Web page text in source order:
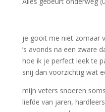
je gooit me niet zomaar
’s avonds na een zware
hoe ik je perfect leek te
snij dan voorzichtig wat
mijn veters snoeren
liefde van jaren,